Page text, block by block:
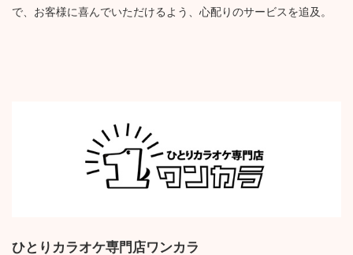
で、お客様に喜んでいただけるよう、心配りのサービスを追及。
ひとりカラオケ専門店ワンカラ